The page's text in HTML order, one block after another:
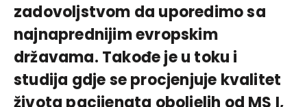
zadovoljstvom da uporedimo sa
najnaprednijim evropskim
državama. Takođe je u toku i
studija gdje se procjenjuje kvalitet
života pacijenata oboljelih od MS I,